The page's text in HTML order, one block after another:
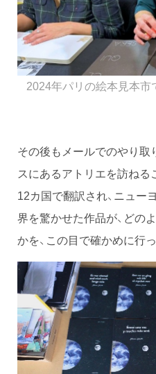
2024年パリの絵本見本
その後もメールでのやり取
スにあるアトリエを訪ねる
12カ国で翻訳され、ニュー
界を驚かせた作品が、どの
かを、この目で確かめに行